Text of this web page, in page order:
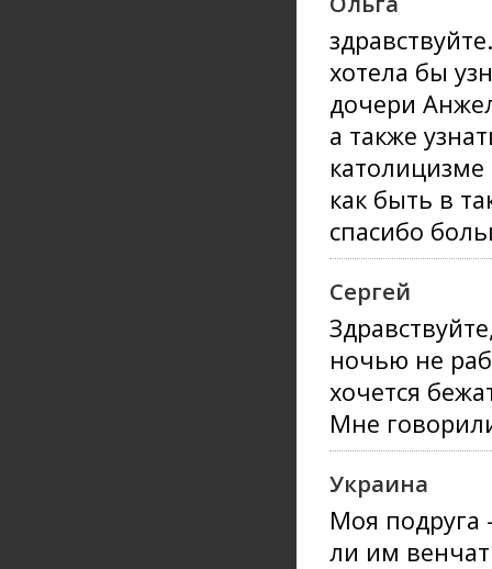
здравствуйте.
хотела бы
дочери
а также
как быть в
спасибо
Сергей
ночью не
хочется
Мне
Украина
Моя подруга
ли им